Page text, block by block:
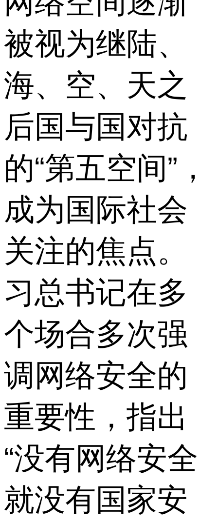
被视为继陆、
海、空、天之
后国与国对抗
的“第五空间”，
成为国际社会
关注的焦点。
习总书记在多
个场合多次强
调网络安全的
重要性，指出
“没有网络安全
就没有国家安